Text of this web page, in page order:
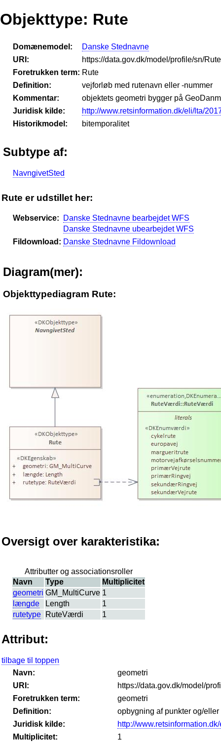
Objekttype: Rute
Domænemodel:
Danske Stednavne
URI:
https://data.gov.dk/model/profile/sn/Rute
Foretrukken term: Rute
Definition:
vejforløb med rutenavn eller -nummer
Kommentar:
objektets geometri bygger på
Juridisk kilde:
http://www.retsinformation.dk/eli/lta/
Historikmodel:
bitemporalitet
Subtype af:
NavngivetSted
Rute er udstillet her:
Webservice:
Danske Stednavne bearbejdet WFS
Danske Stednavne ubearbejdet WFS
Fildownload: Danske Stednavne Fildownload
Diagram(mer):
Objekttypediagram Rute:
Oversigt over karakteristika:
Attributter og associationsroller
Navn
Type
Multiplicitet
geometri GM_MultiCurve 1
længde
Length
1
rutetype
RuteVærdi 1
Attribut:
tilbage til toppen
Navn:
geometri
URI:
https://data.gov.dk/model/
Foretrukken term:
geometri
Definition:
opbygning af punkter og/
Juridisk kilde:
http://
Multiplicitet:
1